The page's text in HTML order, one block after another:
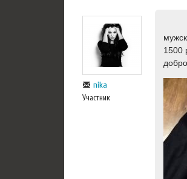
nika
Участник
1500